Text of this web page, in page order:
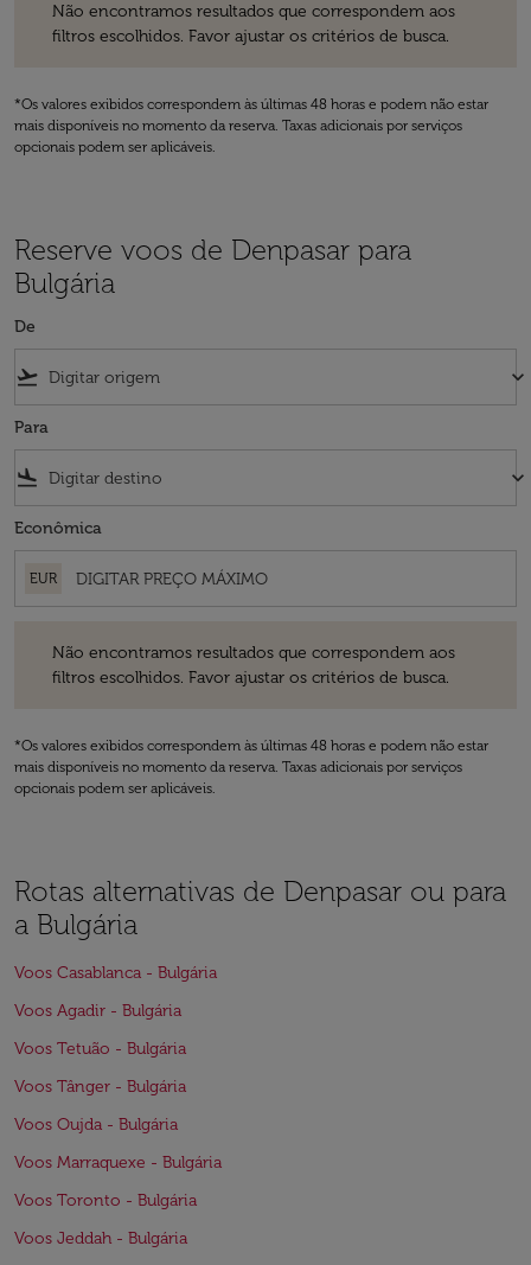
Não encontramos resultados que correspondem aos
filtros escolhidos. Favor ajustar os critérios de busca.
*Os valores exibidos correspondem às últimas 48 horas e podem não estar
mais disponíveis no momento da reserva. Taxas adicionais por serviços
opcionais podem ser aplicáveis.
Reserve voos de Denpasar para
Bulgária
De
flight_takeoff keyboard_arrow_down
Para
flight_land keyboard_arrow_down
Econômica
EUR
Não encontramos resultados que correspondem aos
filtros escolhidos. Favor ajustar os critérios de busca.
*Os valores exibidos correspondem às últimas 48 horas e podem não estar
mais disponíveis no momento da reserva. Taxas adicionais por serviços
opcionais podem ser aplicáveis.
Rotas alternativas de Denpasar ou para
a Bulgária
Voos Casablanca - Bulgária
Voos Agadir - Bulgária
Voos Tetuão - Bulgária
Voos Tânger - Bulgária
Voos Oujda - Bulgária
Voos Marraquexe - Bulgária
Voos Toronto - Bulgária
Voos Jeddah - Bulgária